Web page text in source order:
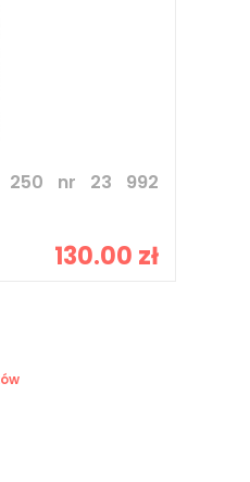
250 nr 23 992
130.00 zł